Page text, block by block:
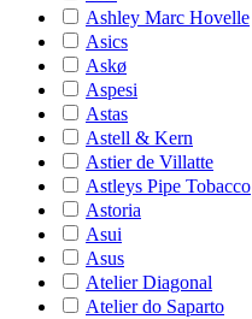
Ashley Marc Hovelle
Asics
Askø
Aspesi
Astas
Astell & Kern
Astier de Villatte
Astleys Pipe Tobacco
Astoria
Asui
Asus
Atelier Diagonal
Atelier do Saparto